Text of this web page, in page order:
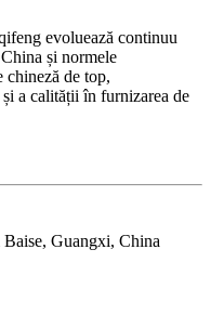
evoluează continuu
și normele
chineză de top,
a calității în furnizarea de
Guangxi, China